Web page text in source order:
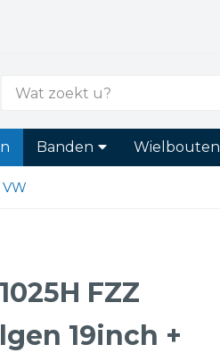
Zoek
Banden Wielbouten
FZZ
19inch +